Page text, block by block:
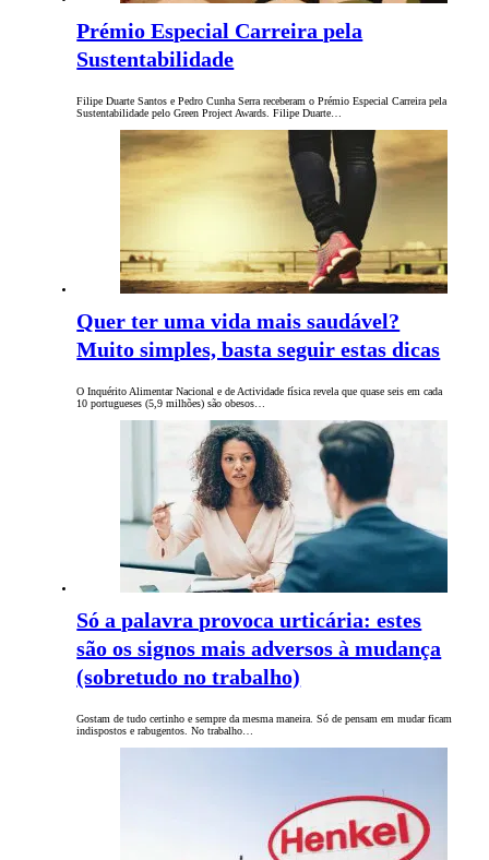
Prémio Especial Carreira pela
Sustentabilidade
Filipe Duarte Santos e Pedro Cunha Serra receberam o Prémio Especial Carreira pela
Sustentabilidade pelo Green Project Awards. Filipe Duarte…
Quer ter uma vida mais saudável?
Muito simples, basta seguir estas dicas
O Inquérito Alimentar Nacional e de Actividade física revela que quase seis em cada
10 portugueses (5,9 milhões) são obesos…
Só a palavra provoca urticária: estes
são os signos mais adversos à mudança
(sobretudo no trabalho)
Gostam de tudo certinho e sempre da mesma maneira. Só de pensam em mudar ficam
indispostos e rabugentos. No trabalho…